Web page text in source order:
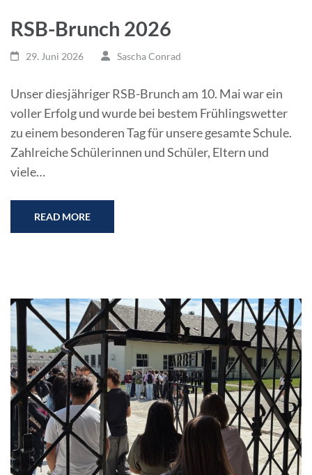
RSB-Brunch 2026
29. Juni 2026 Sascha Conrad
Unser diesjähriger RSB-Brunch am 10. Mai war ein
voller Erfolg und wurde bei bestem Frühlingswetter
zu einem besonderen Tag für unsere gesamte Schule.
Zahlreiche Schülerinnen und Schüler, Eltern und
viele…
READ MORE